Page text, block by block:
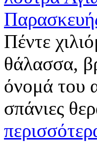
Πέντε
θάλασσα,
όνομά του
σπάνιες